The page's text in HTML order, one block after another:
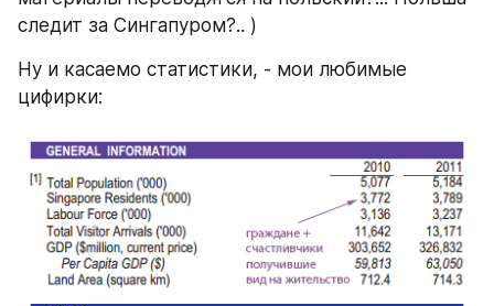
следит за Сингапуром?.. )
Ну и касаемо статистики, - мои любимые
цифирки: